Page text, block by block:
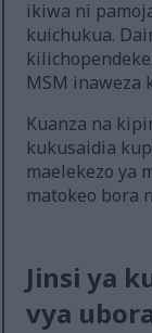
ikiwa ni
kuichukua.
MSM inaweza
Kuanza na
kukusaidia
maelekezo ya
matokeo bora
Jinsi ya
vya